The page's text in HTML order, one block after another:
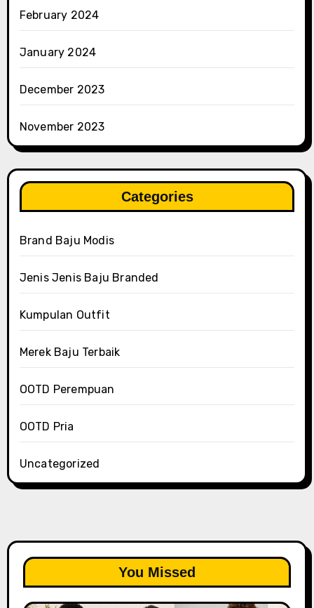
February 2024
January 2024
December 2023
November 2023
Categories
Brand Baju Modis
Jenis Jenis Baju Branded
Kumpulan Outfit
Merek Baju Terbaik
OOTD Perempuan
OOTD Pria
Uncategorized
You Missed